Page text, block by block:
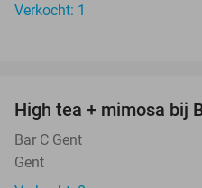
Verkocht: 1
TODAY
High tea + mimosa bij
Bar C Gent
Gent